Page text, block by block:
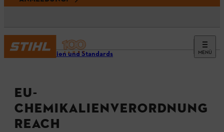
MENÜ
Richtlinien und Standards
EU-
CHEMIKALIENVERORDNUNG
REACH